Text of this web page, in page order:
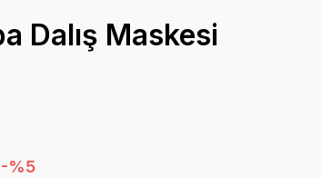
Dalış Maskesi
-%5